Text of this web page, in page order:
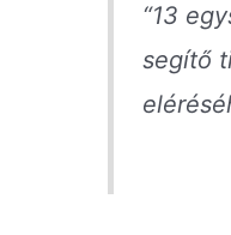
“13
segítő